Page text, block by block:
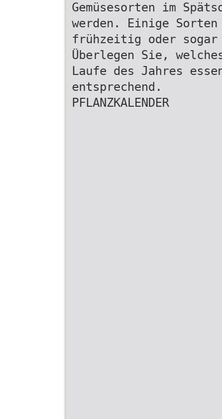
Gemüsesorten im
werden. Einige Sorten
frühzeitig oder sogar
Überlegen Sie,
Laufe des Jahres
entsprechend.
PFLANZKALENDER